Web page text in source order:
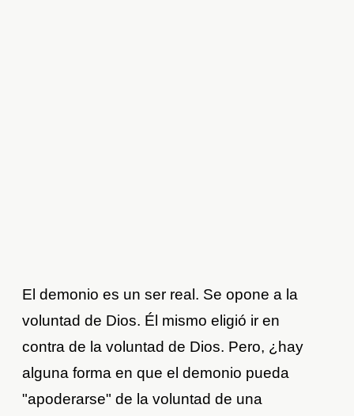
El demonio es un ser real. Se opone a la
voluntad de Dios. Él mismo eligió ir en
contra de la voluntad de Dios. Pero, ¿hay
alguna forma en que el demonio pueda
"apoderarse" de la voluntad de una